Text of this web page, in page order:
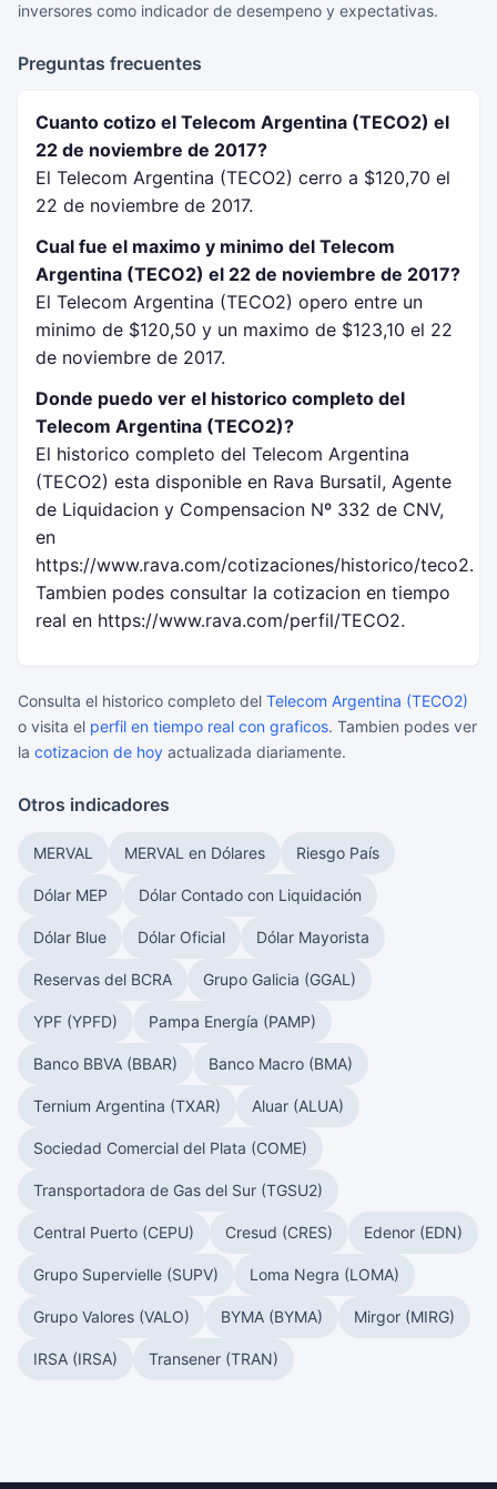
inversores como indicador de desempeno y expectativas.
Preguntas frecuentes
Cuanto cotizo el Telecom Argentina (TECO2) el
22 de noviembre de 2017?
El Telecom Argentina (TECO2) cerro a $120,70 el
22 de noviembre de 2017.
Cual fue el maximo y minimo del Telecom
Argentina (TECO2) el 22 de noviembre de 2017?
El Telecom Argentina (TECO2) opero entre un
minimo de $120,50 y un maximo de $123,10 el 22
de noviembre de 2017.
Donde puedo ver el historico completo del
Telecom Argentina (TECO2)?
El historico completo del Telecom Argentina
(TECO2) esta disponible en Rava Bursatil, Agente
de Liquidacion y Compensacion Nº 332 de CNV,
en
https://www.rava.com/cotizaciones/historico/teco2.
Tambien podes consultar la cotizacion en tiempo
real en https://www.rava.com/perfil/TECO2.
Consulta el historico completo del Telecom Argentina (TECO2)
o visita el perfil en tiempo real con graficos. Tambien podes ver
la cotizacion de hoy actualizada diariamente.
Otros indicadores
MERVAL MERVAL en Dólares Riesgo País
Dólar MEP Dólar Contado con Liquidación
Dólar Blue Dólar Oficial Dólar Mayorista
Reservas del BCRA Grupo Galicia (GGAL)
YPF (YPFD) Pampa Energía (PAMP)
Banco BBVA (BBAR) Banco Macro (BMA)
Ternium Argentina (TXAR) Aluar (ALUA)
Sociedad Comercial del Plata (COME)
Transportadora de Gas del Sur (TGSU2)
Central Puerto (CEPU) Cresud (CRES) Edenor (EDN)
Grupo Supervielle (SUPV) Loma Negra (LOMA)
Grupo Valores (VALO) BYMA (BYMA) Mirgor (MIRG)
IRSA (IRSA) Transener (TRAN)